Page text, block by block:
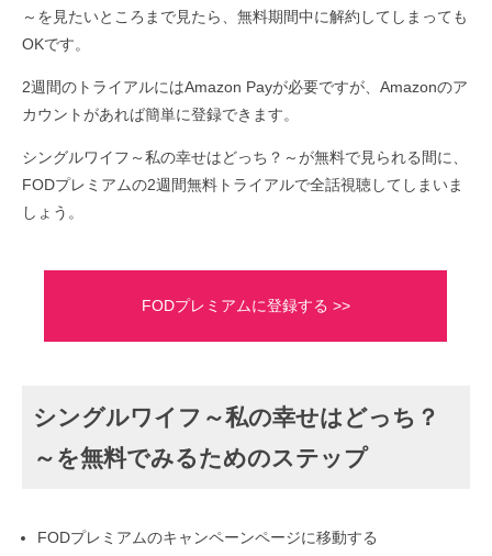
～を見たいところまで見たら、無料期間中に解約してしまっても
OKです。
2週間のトライアルにはAmazon Payが必要ですが、Amazonのア
カウントがあれば簡単に登録できます。
シングルワイフ～私の幸せはどっち？～が無料で見られる間に、
FODプレミアムの2週間無料トライアルで全話視聴してしまいま
しょう。
FODプレミアムに登録する >>
シングルワイフ～私の幸せはどっち？
～を無料でみるためのステップ
FODプレミアムのキャンペーンページに移動する